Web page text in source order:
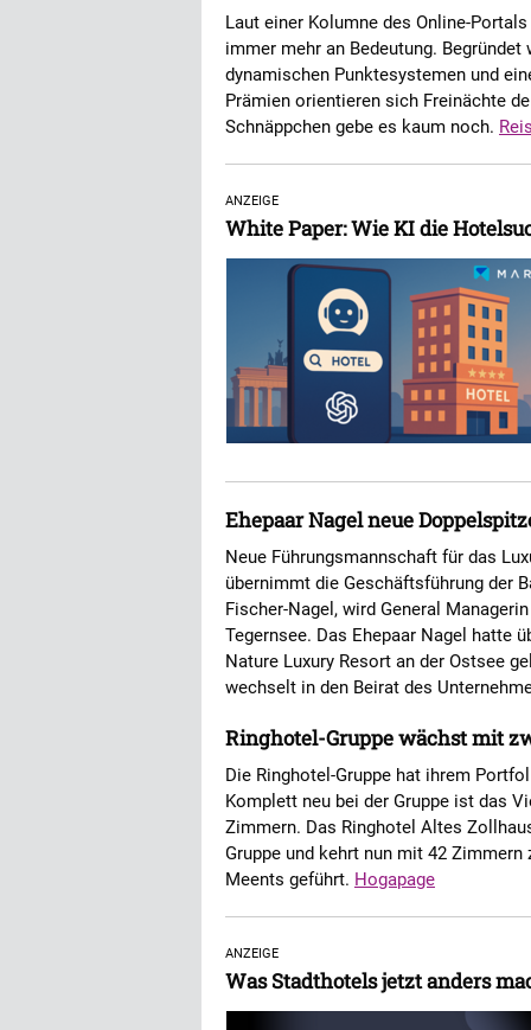
Laut einer Kolumne des Online-
immer mehr an Bedeutung.
dynamischen Punktesystemen und
Prämien orientieren sich Freinächte
Schnäppchen gebe es kaum noch.
ANZEIGE
White Paper: Wie KI die
Ehepaar Nagel neue
Neue Führungsmannschaft für das
übernimmt die Geschäftsführung der
Fischer-Nagel, wird General
Tegernsee. Das Ehepaar Nagel hatte
Nature Luxury Resort an der Ostsee
wechselt in den Beirat des
Ringhotel-Gruppe wächst mit
Die Ringhotel-Gruppe hat ihrem
Komplett neu bei der Gruppe ist das
Zimmern. Das Ringhotel Altes
Gruppe und kehrt nun mit 42
Meents geführt. Hogapage
ANZEIGE
Was Stadthotels jetzt anders